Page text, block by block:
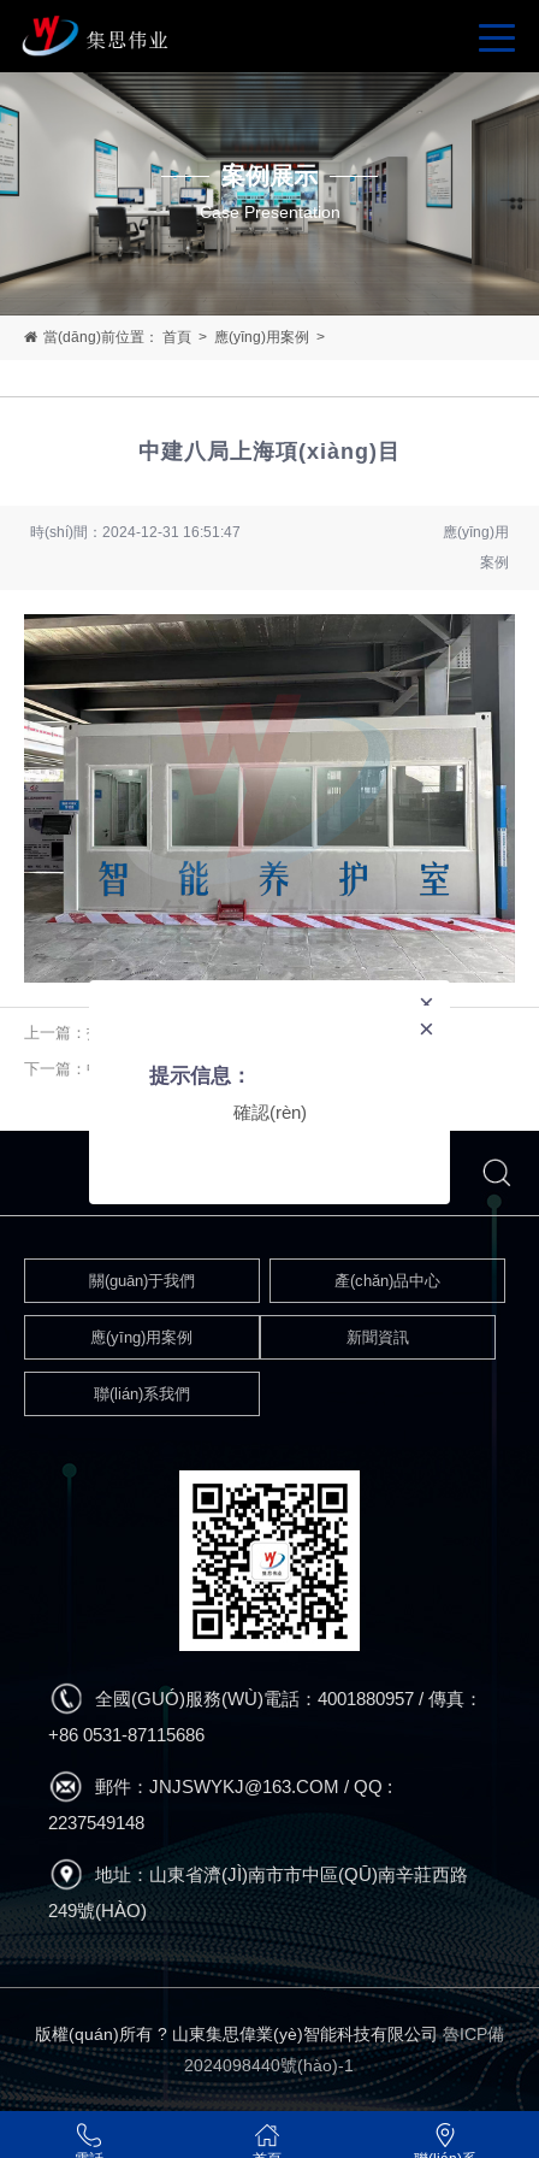
×
×
提示信息：
確認(rèn)
案例展示
Case Presentation
當(dāng)前位置： 首頁 > 應(yīng)用案例 >
中建八局上海項(xiàng)目
時(shí)間：2024-12-31 16:51:47
應(yīng)用
案例
上一篇：拓宇建材
下一篇：中國(guó)鐵建
關(guān)于我們 產(chǎn)品中心
應(yīng)用案例 新聞資訊
聯(lián)系我們
全國(GUÓ)服務(WÙ)電話：4001880957 / 傳真：
+86 0531-87115686
郵件：JNJSWYKJ@163.COM / QQ :
2237549148
地址：山東省濟(JÌ)南市市中區(QŪ)南辛莊西路
249號(HÀO)
版權(quán)所有 ? 山東集思偉業(yè)智能科技有限公司 魯ICP備
2024098440號(hào)-1